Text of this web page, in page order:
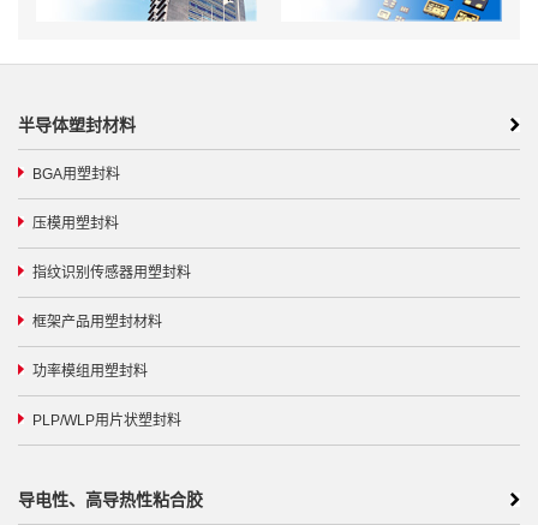
半导体塑封材料
BGA用塑封料
压模用塑封料
指纹识别传感器用塑封料
框架产品用塑封材料
功率模组用塑封料
PLP/WLP用片状塑封料
导电性、高导热性粘合胶